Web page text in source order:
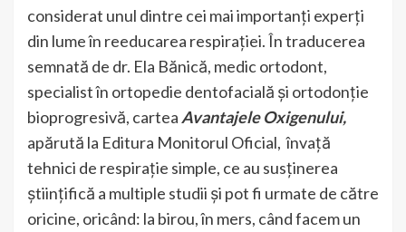
considerat unul dintre cei mai importanți experți
din lume în reeducarea respirației. În traducerea
semnată de dr. Ela Bănică, medic ortodont,
specialist în ortopedie dentofacială și ortodonție
bioprogresivă, cartea Avantajele Oxigenului,
apărută la Editura Monitorul Oficial, învață
tehnici de respirație simple, ce au susținerea
științifică a multiple studii și pot fi urmate de către
oricine, oricând: la birou, în mers, când facem un